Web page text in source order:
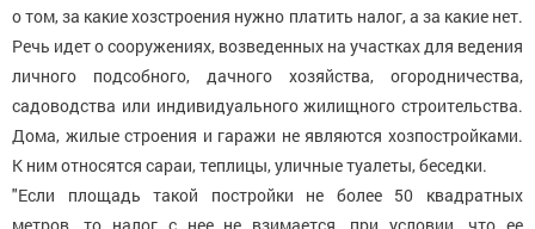
о том, за какие хозстроения нужно платить налог, а за какие нет.
Речь идет о сооружениях, возведенных на участках для ведения
личного подсобного, дачного хозяйства, огородничества,
садоводства или индивидуального жилищного строительства.
Дома, жилые строения и гаражи не являются хозпостройками.
К ним относятся сараи, теплицы, уличные туалеты, беседки.
"Если площадь такой постройки не более 50 квадратных